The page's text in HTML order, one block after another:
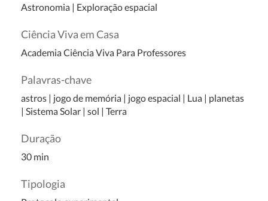
Astronomia | Exploração espacial
Ciência Viva em Casa
Academia Ciência Viva Para Professores
Palavras-chave
astros | jogo de memória | jogo espacial | Lua | planetas
| Sistema Solar | sol | Terra
Duração
30 min
Tipologia